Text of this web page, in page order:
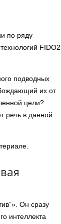
по ряду
FIDO2
подводных
их от
цели?
речь в данной
Он сразу
интеллекта